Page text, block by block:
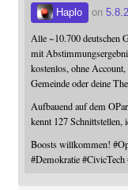
Haplo on
Alle ~10.700 deutschen
mit
kostenlos, ohne
Gemeinde oder deine
Aufbauend auf dem
kennt 127 Schnittstellen,
Boosts willkommen! #
#Demokratie #CivicTech